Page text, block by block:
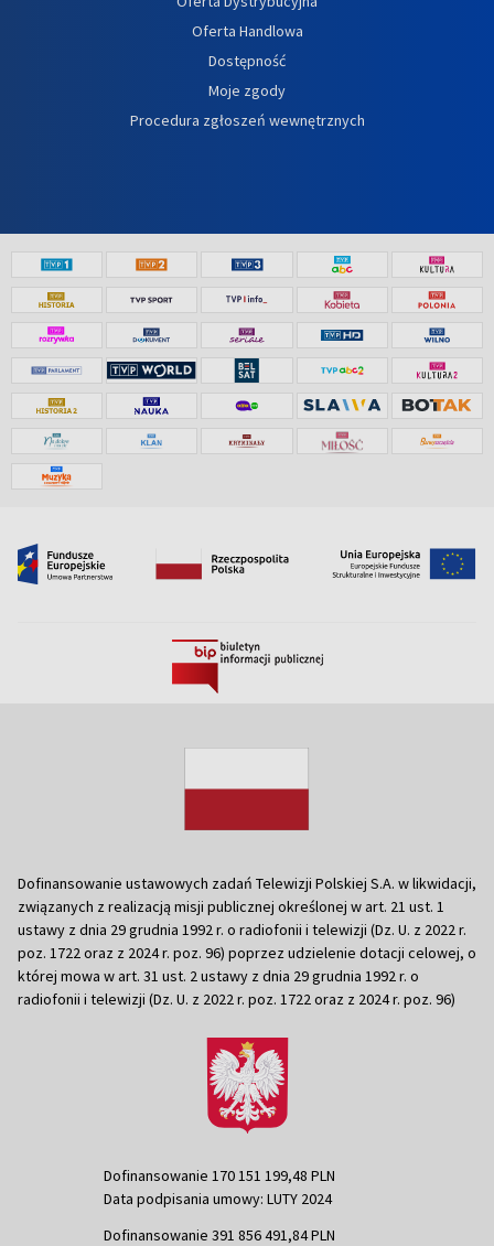
Oferta Handlowa
Dostępność
Moje zgody
Procedura zgłoszeń wewnętrznych
Dofinansowanie ustawowych zadań Telewizji Polskiej S.A. w likwidacji,
związanych z realizacją misji publicznej określonej w art. 21 ust. 1
ustawy z dnia 29 grudnia 1992 r. o radiofonii i telewizji (Dz. U. z 2022 r.
poz. 1722 oraz z 2024 r. poz. 96) poprzez udzielenie dotacji celowej, o
której mowa w art. 31 ust. 2 ustawy z dnia 29 grudnia 1992 r. o
radiofonii i telewizji (Dz. U. z 2022 r. poz. 1722 oraz z 2024 r. poz. 96)
Dofinansowanie 170 151 199,48 PLN
Data podpisania umowy: LUTY 2024
Dofinansowanie 391 856 491,84 PLN